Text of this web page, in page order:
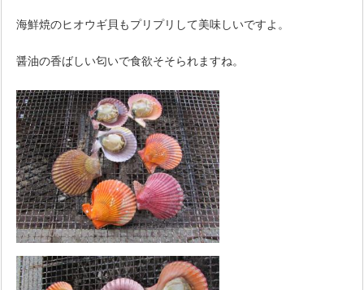
海鮮焼のヒオウギ貝もプリプリして美味しいですよ。
醤油の香ばしい匂いで食欲そそられますね。